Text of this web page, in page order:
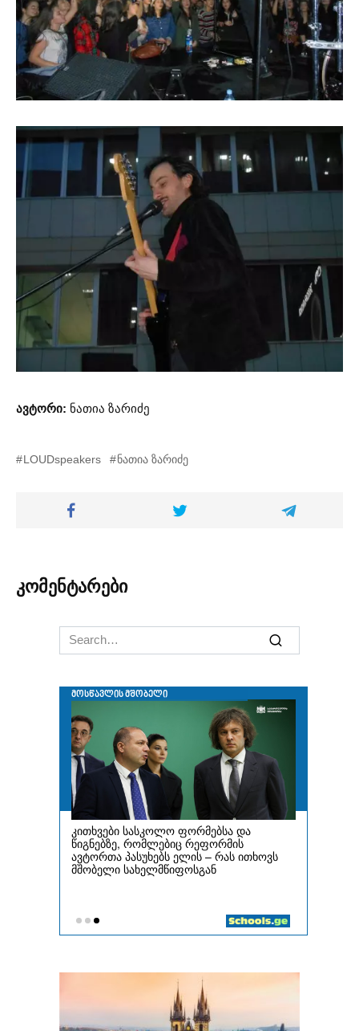
ავტორი: ნათია ზარიძე
LOUDspeakers ნათია ზარიძე
კომენტარები
Search
for: